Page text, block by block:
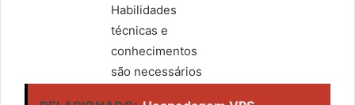
Habilidades
técnicas e
conhecimentos
são necessários